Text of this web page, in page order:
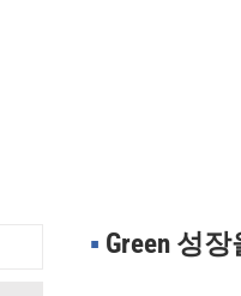
▪︎ Green 성